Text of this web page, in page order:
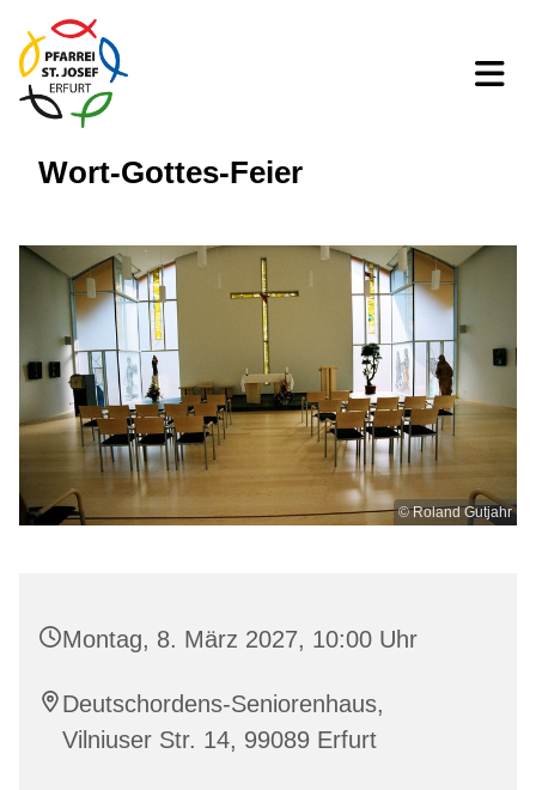
Wort-Gottes-Feier
© Roland Gutjahr
Montag, 8. März 2027, 10:00 Uhr
Deutschordens-Seniorenhaus,
Vilniuser Str. 14, 99089 Erfurt